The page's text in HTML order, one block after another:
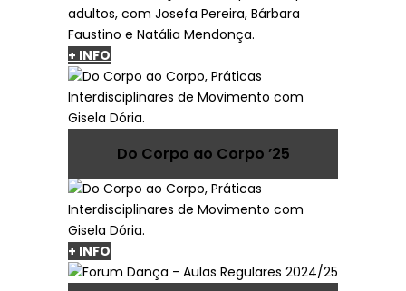
+ INFO
Do Corpo ao Corpo ’25
+ INFO